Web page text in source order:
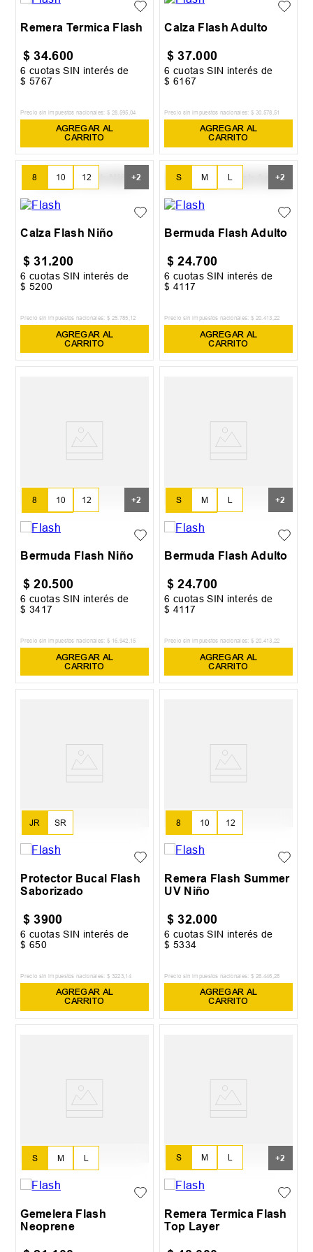
Remera Termica Flash
$ 34.600
6 cuotas SIN interés de
$ 5767
Precio sin impuestos nacionales: $ 28 595 04
AGREGAR AL
CARRITO
Calza Flash Adulto
$ 37.000
6 cuotas SIN interés de
$ 6167
Precio sin impuestos nacionales: $ 30 578 51
AGREGAR AL
CARRITO
8 10 12
14 16
+2
Calza Flash Niño
$ 31.200
6 cuotas SIN interés de
$ 5200
Precio sin impuestos nacionales: $ 25.785 ,12
AGREGAR AL
CARRITO
S M L
XL XXL
+2
Bermuda Flash Adulto
$ 24.700
6 cuotas SIN interés de
$ 4117
Precio sin impuestos nacionales: $ 20.413 ,22
AGREGAR AL
CARRITO
8 10 12
14 16
+2
Bermuda Flash Niño
$ 20.500
6 cuotas SIN interés de
$ 3417
Precio sin impuestos nacionales: $ 16.942 ,15
AGREGAR AL
CARRITO
S M L
XL XXL
+2
Bermuda Flash Adulto
$ 24.700
6 cuotas SIN interés de
$ 4117
Precio sin impuestos nacionales: $ 20.413 ,22
AGREGAR AL
CARRITO
JR SR
Protector Bucal Flash
Saborizado
$ 3900
6 cuotas SIN interés de
$ 650
Precio sin impuestos nacionales: $ 3223,14
AGREGAR AL
CARRITO
8 10 12
Remera Flash Summer
UV Niño
$ 32.000
6 cuotas SIN interés de
$ 5334
Precio sin impuestos nacionales: $ 26.446 ,28
AGREGAR AL
CARRITO
S M L
Gemelera Flash
Neoprene
S M L
XL XXL
+2
Remera Termica Flash
Top Layer